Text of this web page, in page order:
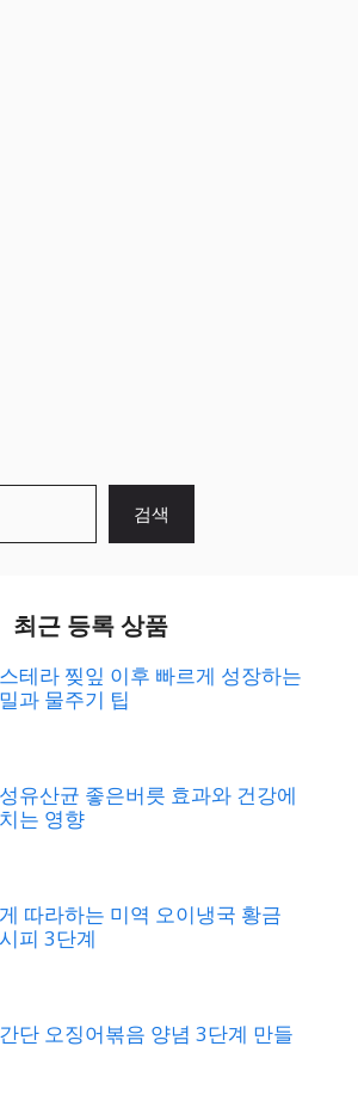
검색
최근 등록 상품
테라 찢잎 이후 빠르게 성장하는
과 물주기 팁
유산균 좋은버릇 효과와 건강에
는 영향
따라하는 미역 오이냉국 황금
피 3단계
단 오징어볶음 양념 3단계 만들